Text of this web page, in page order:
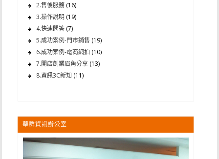
2.售後服務(16)
3.操作說明(19)
4.快速問答(7)
5.成功案例-門市銷售 (19)
6.成功案例-電商網拍 (10)
7.開店創業眉角分享(13)
8.資訊3C新知 (11)
華群資訊辦公室